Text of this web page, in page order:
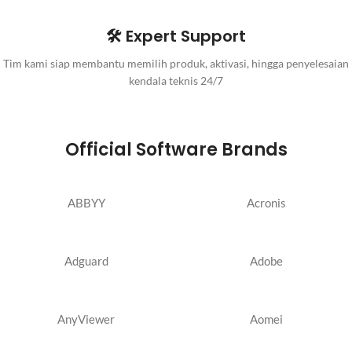
🛠️ Expert Support
Tim kami siap membantu memilih produk, aktivasi, hingga penyelesaian
kendala teknis 24/7
Official Software Brands
ABBYY Acronis
Adguard Adobe
AnyViewer Aomei